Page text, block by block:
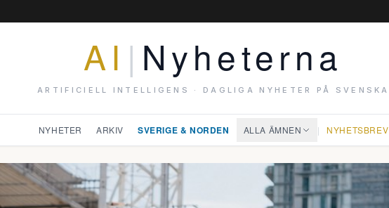
AI | Nyheterna
ARTIFICIELL INTELLIGENS · DAGLIGA NYHETER PÅ SVENSKA
NYHETER ARKIV SVERIGE & NORDEN ALLA ÄMNEN | NYHETSBREV